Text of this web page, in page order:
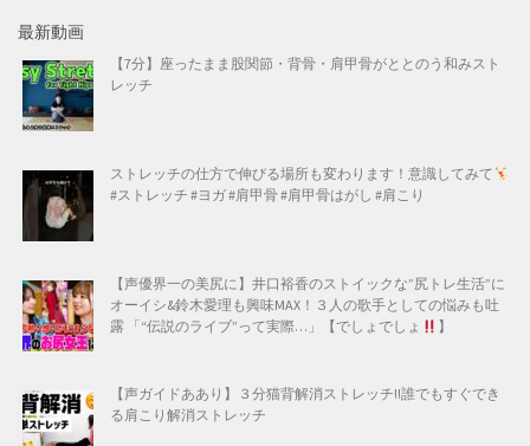
最新動画
【7分】座ったまま股関節・背骨・肩甲骨がととのう和みスト
レッチ
ストレッチの仕方で伸びる場所も変わります！意識してみて
#ストレッチ #ヨガ #肩甲骨 #肩甲骨はがし #肩こり
【声優界一の美尻に】井口裕香のストイックな”尻トレ生活”に
オーイシ&鈴木愛理も興味MAX！３人の歌手としての悩みも吐
露 「“伝説のライブ”って実際…」【でしょでしょ
】
【声ガイドああり】３分猫背解消ストレッチ!!誰でもすぐでき
る肩こり解消ストレッチ